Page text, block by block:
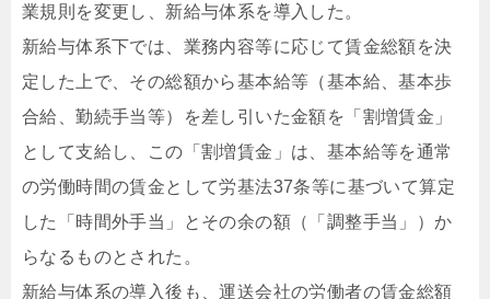
業規則を変更し、新給与体系を導入した。
新給与体系下では、業務内容等に応じて賃金総額を決
定した上で、その総額から基本給等（基本給、基本歩
合給、勤続手当等）を差し引いた金額を「割増賃金」
として支給し、この「割増賃金」は、基本給等を通常
の労働時間の賃金として労基法37条等に基づいて算定
した「時間外手当」とその余の額（「調整手当」）か
らなるものとされた。
新給与体系の導入後も、運送会社の労働者の賃金総額